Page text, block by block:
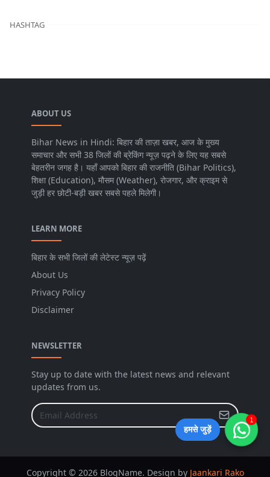
HASHTAG
ABOUT US
Bihar News in Hindi: बिहार की ताज़ा खबर, आज के मुख्य
समाचार और सभी 38 जिलों की ब्रेकिंग न्यूज़ पढ़ने के लिए यह सबसे
बेहतरीन जगह है। यहाँ आपको बिहार की राजनीति (Bihar Politics),
शिक्षा (Education), मौसम (Weather), रोजगार, और क्राइम से
जुड़ी हर छोटी-बड़ी खबर सबसे पहले मिलेगी।
LEARN MORE
बिहार के सभी जिलों की लेटेस्ट न्यूज़ पढ़ें
About Us
Privacy Policy
Disclaimer
NEWSLETTER
Stay up to date with the latest news and relevant
updates from us.
Copyright © 2026 BlogName. Design by Jaankari Rako
हमसे जुड़ें
1